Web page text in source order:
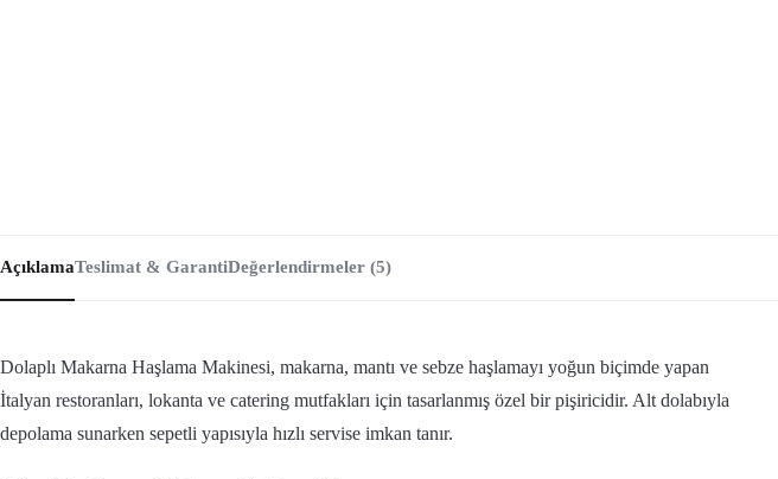
AçıklamaTeslimat & GarantiDeğerlendirmeler (5)
Dolaplı Makarna Haşlama Makinesi, makarna, mantı ve sebze haşlamayı yoğun biçimde yapan
İtalyan restoranları, lokanta ve catering mutfakları için tasarlanmış özel bir pişiricidir. Alt dolabıyla
depolama sunarken sepetli yapısıyla hızlı servise imkan tanır.